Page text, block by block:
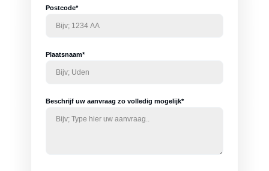
Postcode*
Plaatsnaam*
Beschrijf uw aanvraag zo volledig mogelijk*